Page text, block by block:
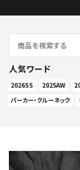
人気ワード
2026SS 2025AW
パーカー・クルーネック